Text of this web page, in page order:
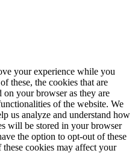
your experience while you
these, the cookies that are
on your browser as they are
of the website. We
us analyze and understand how
will be stored in your browser
the option to opt-out of these
cookies may affect your